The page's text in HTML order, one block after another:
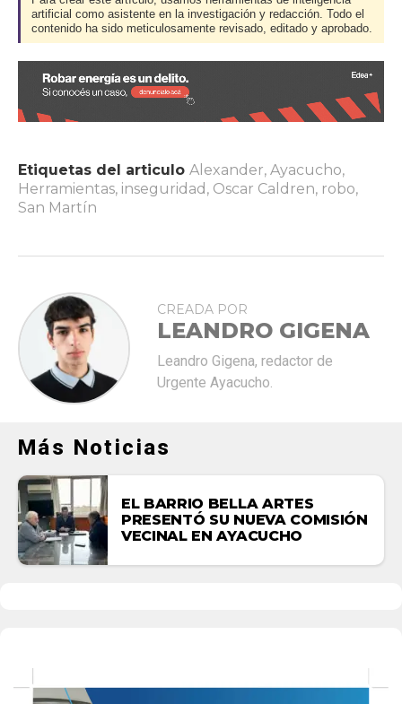
artificial como asistente en la investigación y redacción. Todo el
contenido ha sido meticulosamente revisado, editado y aprobado.
Etiquetas del articulo Alexander, Ayacucho,
Herramientas, inseguridad , Oscar Caldren, robo,
San Martín
CREADA POR
LEANDRO GIGENA
Leandro Gigena, redactor de
Urgente Ayacucho.
Más Noticias
EL BARRIO BELLA ARTES
PRESENTÓ SU NUEVA COMISIÓN
VECINAL EN AYACUCHO